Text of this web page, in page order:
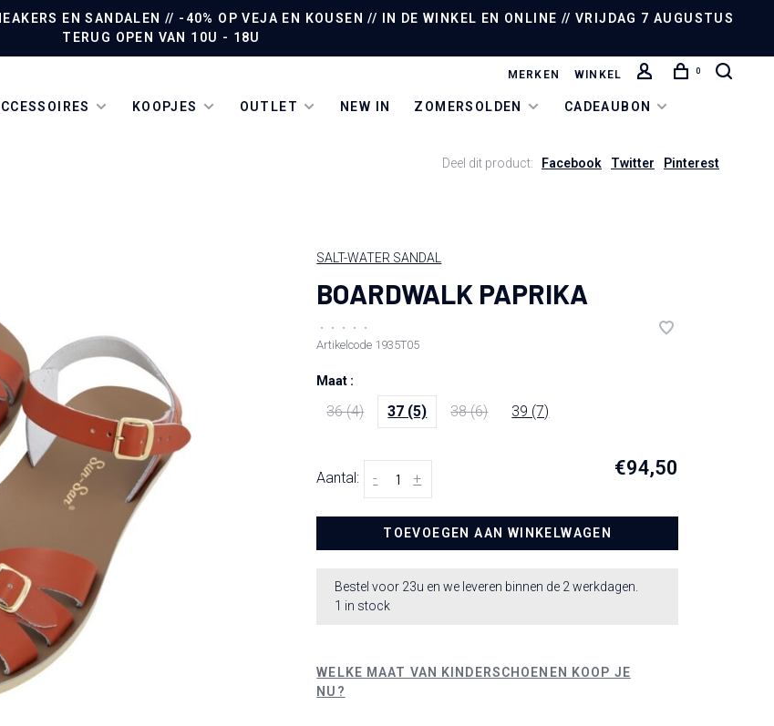
EN SANDALEN // -40% OP VEJA EN KOUSEN // IN DE WINKEL EN ONLINE // VRIJDAG 7 AUGUSTUS
TERUG OPEN VAN 10U - 18U
KOOPJES OUTLET NEW IN ZOMERSOLDEN CADEAUBON
MERKEN WINKEL 0
Deel dit product: Facebook Twitter Pinterest
SALT-WATER SANDAL
BOARDWALK PAPRIKA
• • • •
•
Artikelcode 1935T05
Maat :
36 (4) 37 (5) 38 (6) 39 (7)
Aantal: +
- €94,50
TOEVOEGEN AAN WINKELWAGEN
Bestel voor 23u en we leveren binnen de 2 werkdagen.
1 in stock
WELKE MAAT VAN KINDERSCHOENEN KOOP JE
NU?